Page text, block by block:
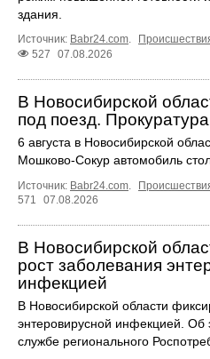
здания.
Источник: Babr24.com
527
07.08.2026
В Новосибирской
под поезд.
6 августа в Новосибирской
Мошково-Сокур автомобиль
Источник: Babr24.com
571
07.08.2026
В Новосибирской
рост заболевания
инфекцией
В Новосибирской области
энтеровирусной инфекцией. Об
службе регионального